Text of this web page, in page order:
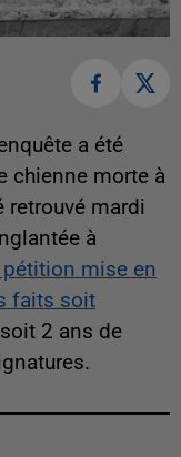
a été
chienne morte à
retrouvé mardi
à
pétition mise en
faits soit
2 ans de